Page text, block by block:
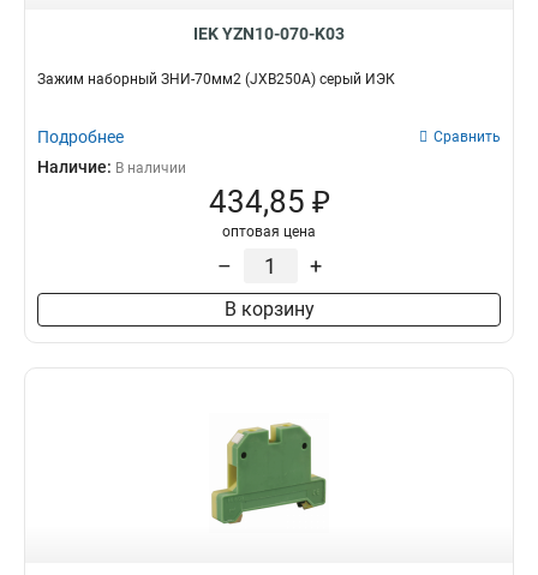
IEK YZN10-070-K03
Зажим наборный ЗНИ-70мм2 (JXB250А) серый ИЭК
Подробнее Сравнить
Наличие: В наличии
434,85 ₽
оптовая цена
– +
В корзину